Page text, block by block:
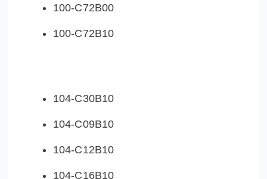
100-C72B00
100-C72B10
104-C30B10
104-C09B10
104-C12B10
104-C16B10